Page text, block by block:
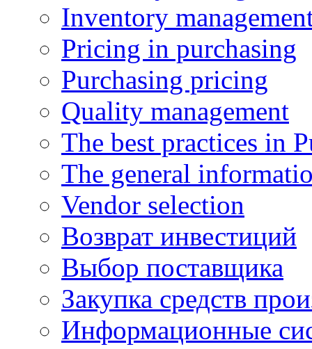
Inventory
Pricing in purchasing
Purchasing pricing
Quality management
The best practices in
The general
Vendor selection
Возврат инвестиций
Выбор поставщика
Закупка средств
Информационные